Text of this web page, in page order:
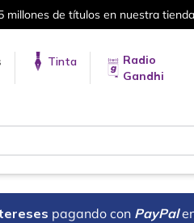
millones de títulos en nuestra
Tinta
Radio
Gandhi
pagando con PayPal